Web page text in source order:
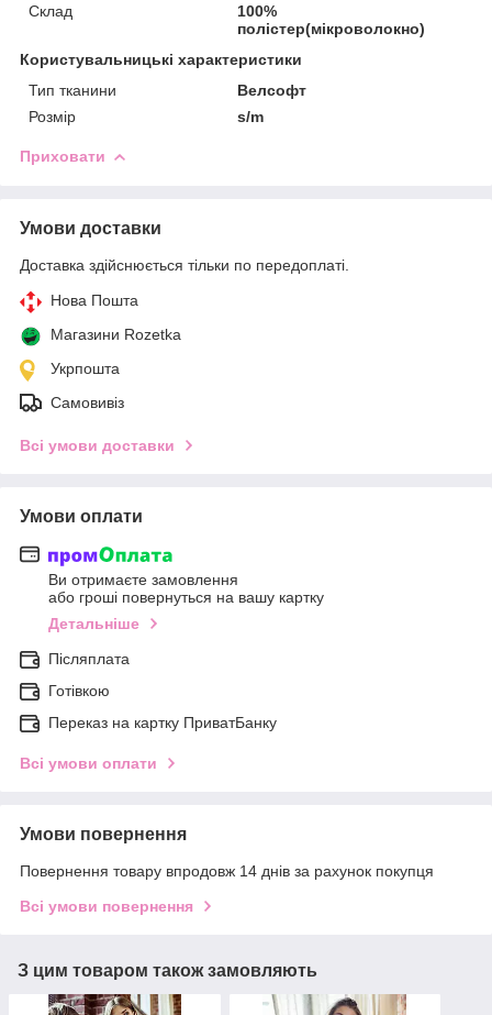
Склад
100%
полістер(мікроволокно)
Користувальницькі характеристики
Тип тканини
Велсофт
Розмір
s/m
Приховати
Умови доставки
Доставка здійснюється тільки по передоплаті.
Нова Пошта
Магазини Rozetka
Укрпошта
Самовивіз
Всі умови доставки
Умови оплати
Ви отримаєте замовлення
або гроші повернуться на вашу картку
Детальніше
Післяплата
Готівкою
Переказ на картку ПриватБанку
Всі умови оплати
Умови повернення
Повернення товару впродовж 14 днів за рахунок покупця
Всі умови повернення
З цим товаром також замовляють